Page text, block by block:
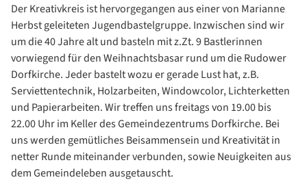
Der Kreativkreis ist hervorgegangen aus einer von Marianne
Herbst geleiteten Jugendbastelgruppe. Inzwischen sind wir
um die 40 Jahre alt und basteln mit z.Zt. 9 Bastlerinnen
vorwiegend für den Weihnachtsbasar rund um die Rudower
Dorfkirche. Jeder bastelt wozu er gerade Lust hat, z.B.
Serviettentechnik, Holzarbeiten, Windowcolor, Lichterketten
und Papierarbeiten. Wir treffen uns freitags von 19.00 bis
22.00 Uhr im Keller des Gemeindezentrums Dorfkirche. Bei
uns werden gemütliches Beisammensein und Kreativität in
netter Runde miteinander verbunden, sowie Neuigkeiten aus
dem Gemeindeleben ausgetauscht.